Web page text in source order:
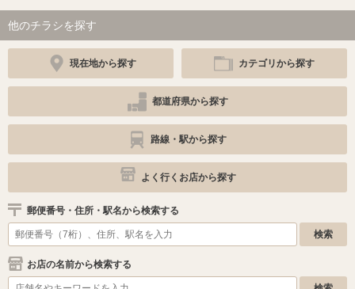
他のチラシを探す
現在地から探す カテゴリから探す
都道府県から探す
路線・駅から探す
よく行くお店から探す
郵便番号・住所・駅名から検索する
お店の名前から検索する